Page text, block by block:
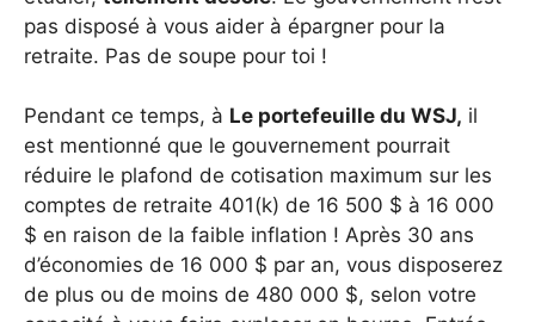
pas disposé à vous aider à épargner pour la
retraite. Pas de soupe pour toi !
Pendant ce temps, à Le portefeuille du WSJ, il
est mentionné que le gouvernement pourrait
réduire le plafond de cotisation maximum sur les
comptes de retraite 401(k) de 16 500 $ à 16 000
$ en raison de la faible inflation ! Après 30 ans
d’économies de 16 000 $ par an, vous disposerez
de plus ou de moins de 480 000 $, selon votre